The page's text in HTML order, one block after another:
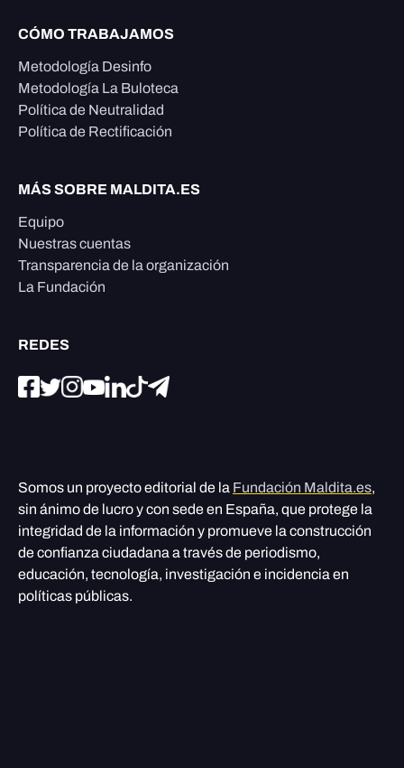
CÓMO TRABAJAMOS
Metodología Desinfo
Metodología La Buloteca
Política de Neutralidad
Política de Rectificación
MÁS SOBRE MALDITA.ES
Equipo
Nuestras cuentas
Transparencia de la organización
La Fundación
REDES
Somos un proyecto editorial de la Fundación Maldita.es,
sin ánimo de lucro y con sede en España, que protege la
integridad de la información y promueve la construcción
de confianza ciudadana a través de periodismo,
educación, tecnología, investigación e incidencia en
políticas públicas.